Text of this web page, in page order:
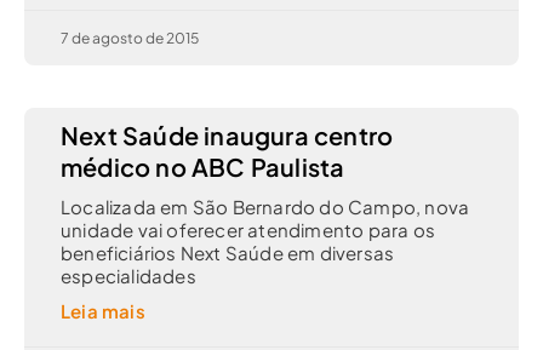
7 de agosto de 2015
Next Saúde inaugura centro
médico no ABC Paulista
Localizada em São Bernardo do Campo, nova
unidade vai oferecer atendimento para os
beneficiários Next Saúde em diversas
especialidades
Leia mais